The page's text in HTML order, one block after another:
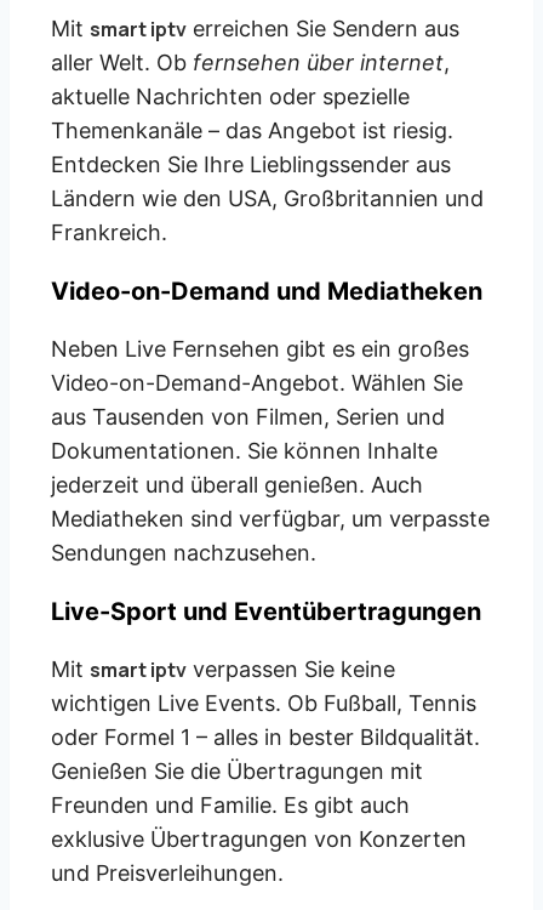
Mit smart iptv erreichen Sie Sendern aus
aller Welt. Ob fernsehen über internet,
aktuelle Nachrichten oder spezielle
Themenkanäle – das Angebot ist riesig.
Entdecken Sie Ihre Lieblingssender aus
Ländern wie den USA, Großbritannien und
Frankreich.
Video-on-Demand und Mediatheken
Neben Live Fernsehen gibt es ein großes
Video-on-Demand-Angebot. Wählen Sie
aus Tausenden von Filmen, Serien und
Dokumentationen. Sie können Inhalte
jederzeit und überall genießen. Auch
Mediatheken sind verfügbar, um verpasste
Sendungen nachzusehen.
Live-Sport und Eventübertragungen
Mit smart iptv verpassen Sie keine
wichtigen Live Events. Ob Fußball, Tennis
oder Formel 1 – alles in bester Bildqualität.
Genießen Sie die Übertragungen mit
Freunden und Familie. Es gibt auch
exklusive Übertragungen von Konzerten
und Preisverleihungen.